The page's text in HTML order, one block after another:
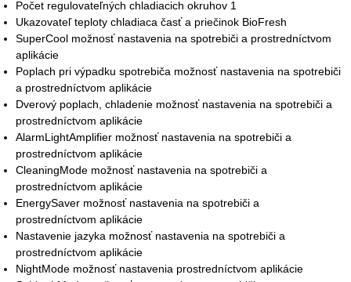
Počet regulovateľných chladiacich okruhov 1
Ukazovateľ teploty chladiaca časť a priečinok BioFresh
SuperCool možnosť nastavenia na spotrebiči a prostredníctvom
aplikácie
Poplach pri výpadku spotrebiča možnosť nastavenia na spotrebiči
a prostredníctvom aplikácie
Dverový poplach, chladenie možnosť nastavenia na spotrebiči a
prostredníctvom aplikácie
AlarmLightAmplifier možnosť nastavenia na spotrebiči a
prostredníctvom aplikácie
CleaningMode možnosť nastavenia na spotrebiči a
prostredníctvom aplikácie
EnergySaver možnosť nastavenia na spotrebiči a
prostredníctvom aplikácie
Nastavenie jazyka možnosť nastavenia na spotrebiči a
prostredníctvom aplikácie
NightMode možnosť nastavenia prostredníctvom aplikácie